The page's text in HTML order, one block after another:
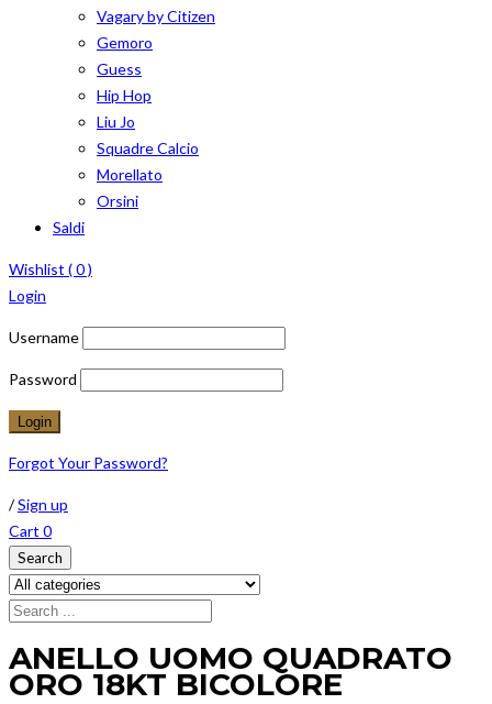
Vagary by Citizen
Gemoro
Guess
Hip Hop
Liu Jo
Squadre Calcio
Morellato
Orsini
Saldi
Wishlist (0)
Login
Username
Password
Forgot Your Password?
/Sign up
Cart 0
Search
ANELLO UOMO QUADRATO
ORO 18KT BICOLORE